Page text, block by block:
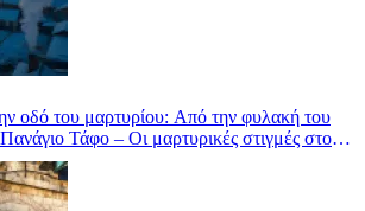
οδό του μαρτυρίου: Από την φυλακή του
Τάφο – Οι μαρτυρικές στιγμές στον